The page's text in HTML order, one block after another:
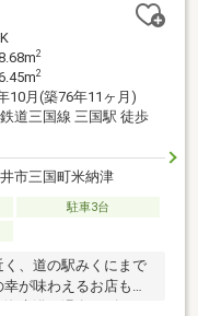
2
2
10月(築76年11ヶ月)
道三国線 三国駅 徒歩
市三国町米納津
駐車3台
、道の駅みくにまで
が味わえるお店も多
水浴に温泉にゴルフ